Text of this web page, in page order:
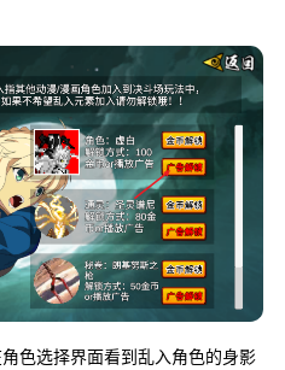
色选择界面看到乱入角色的身影